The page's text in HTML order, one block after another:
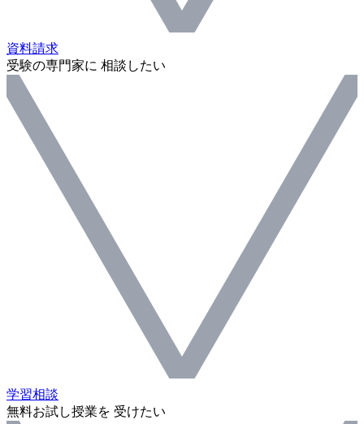
資料請求
受験の専門家に 相談したい
学習相談
無料お試し授業を 受けたい